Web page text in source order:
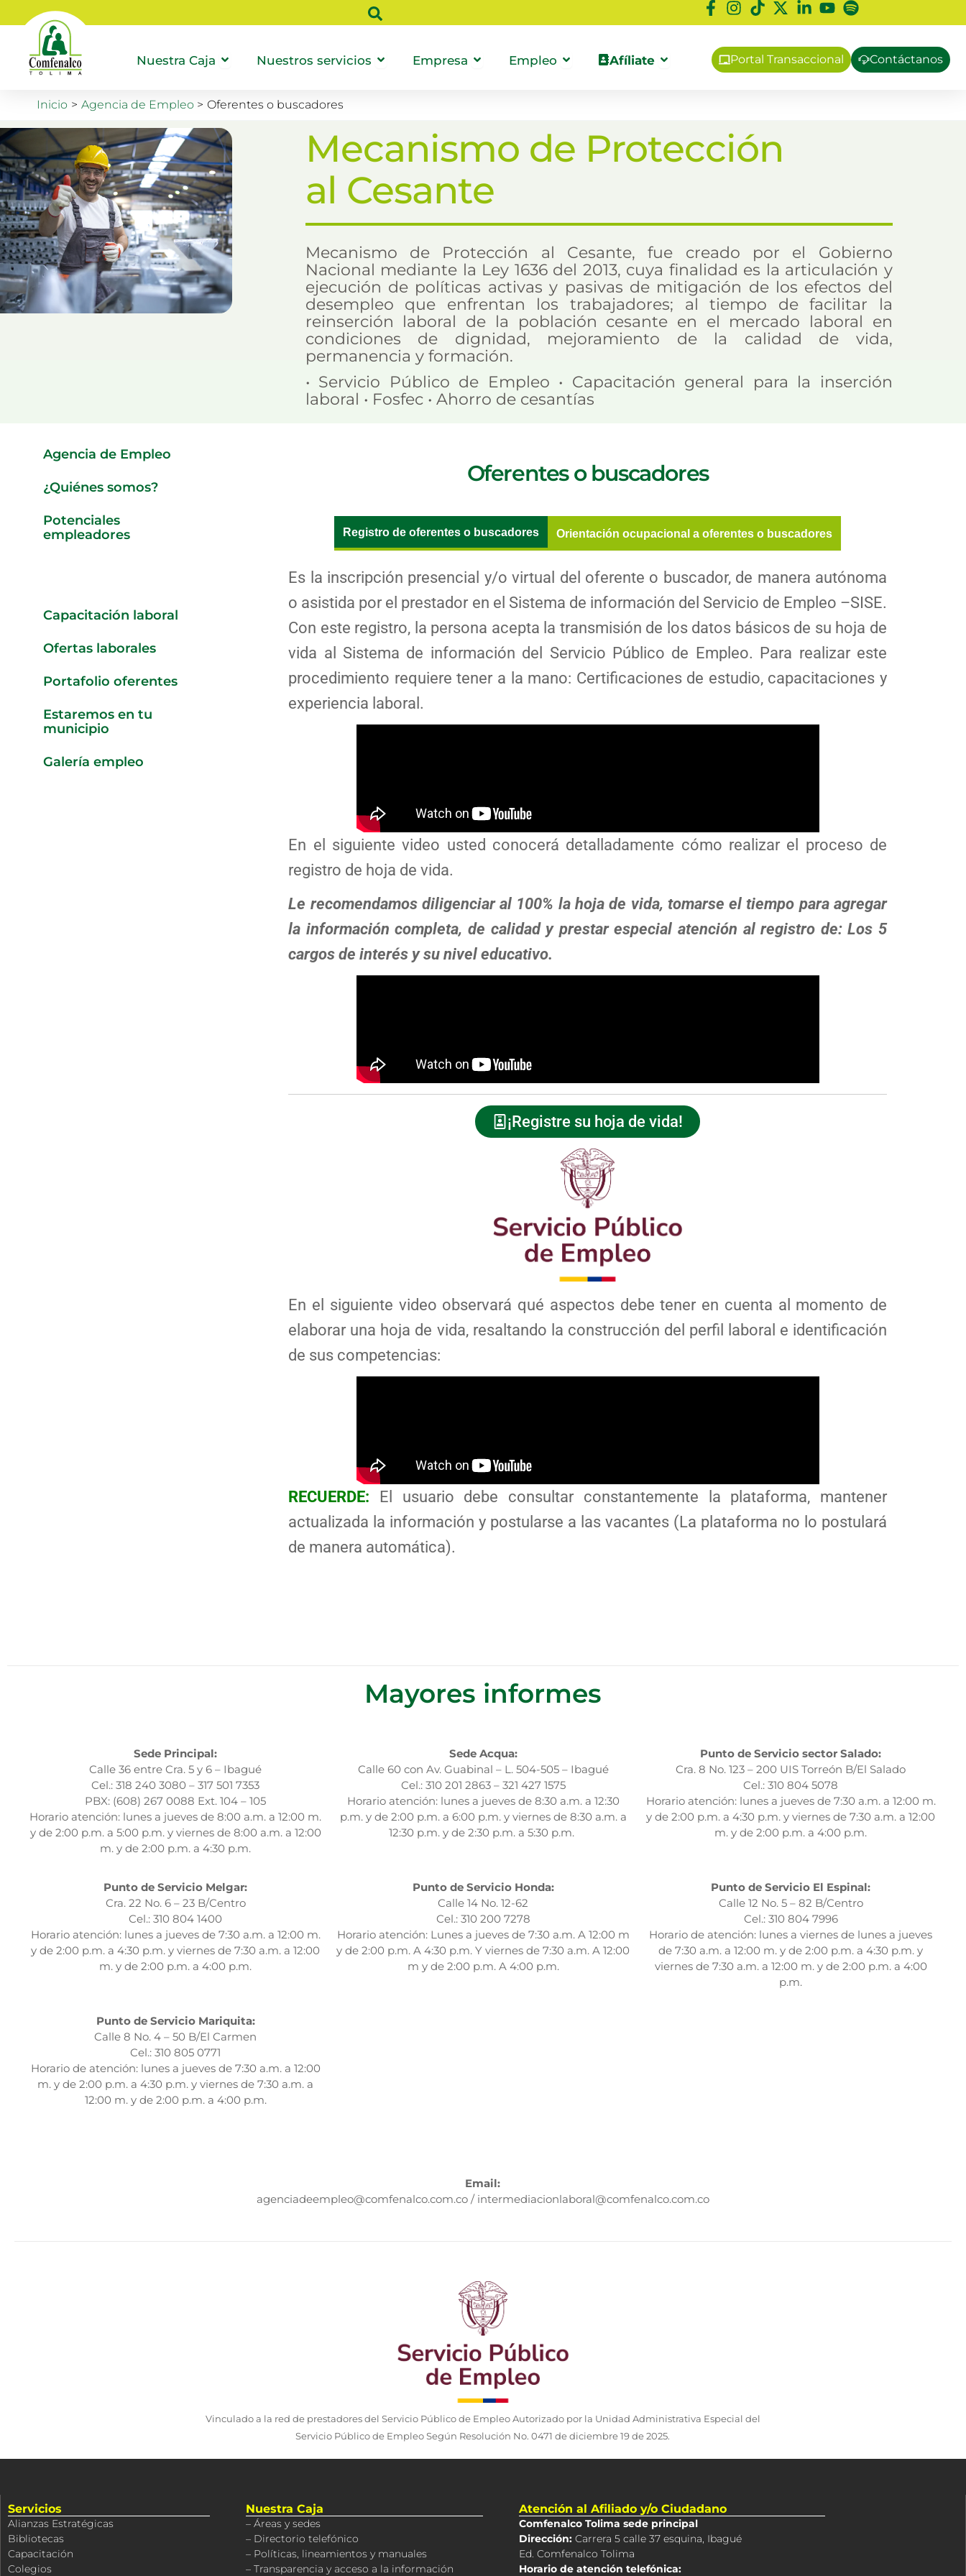
contenido
Nuestra Caja Abrir Nuestra Caja
Nuestros servicios Abrir Nuestros servicios
Empresa Abrir Empresa
Empleo Abrir Empleo
Afíliate Abrir AfíliatePortal Transaccional Contáctanos
Inicio Agencia de Empleo Oferentes o buscadores
Mecanismo de Protección
al Cesante
Mecanismo de Protección al Cesante, fue creado por el Gobierno
Nacional mediante la Ley 1636 del 2013, cuya finalidad es la articulación y
ejecución de políticas activas y pasivas de mitigación de los efectos del
desempleo que enfrentan los trabajadores; al tiempo de facilitar la
reinserción laboral de la población cesante en el mercado laboral en
condiciones de dignidad, mejoramiento de la calidad de vida,
permanencia y formación.
• Servicio Público de Empleo • Capacitación general para la inserción
laboral • Fosfec • Ahorro de cesantías
Agencia de Empleo
¿Quiénes somos?
Potenciales
empleadores
Capacitación laboral
Ofertas laborales
Portafolio oferentes
Estaremos en tu
municipio
Galería empleo
Oferentes o buscadores
Registro de oferentes o buscadores Orientación ocupacional a oferentes o buscadores
Es la inscripción presencial y/o virtual del oferente o buscador, de manera autónoma
o asistida por el prestador en el Sistema de información del Servicio de Empleo –SISE.
Con este registro, la persona acepta la transmisión de los datos básicos de su hoja de
vida al Sistema de información del Servicio Público de Empleo. Para realizar este
procedimiento requiere tener a la mano: Certificaciones de estudio, capacitaciones y
experiencia laboral.
En el siguiente video usted conocerá detalladamente cómo realizar el proceso de
registro de hoja de vida.
Le recomendamos diligenciar al 100% la hoja de vida, tomarse el tiempo para agregar
la información completa, de calidad y prestar especial atención al registro de: Los 5
cargos de interés y su nivel educativo.
¡Registre su hoja de vida!
En el siguiente video observará qué aspectos debe tener en cuenta al momento de
elaborar una hoja de vida, resaltando la construcción del perfil laboral e identificación
de sus competencias:
RECUERDE:
El usuario debe consultar constantemente la plataforma, mantener
actualizada la información y postularse a las vacantes (La plataforma no lo postulará
de manera automática).
Mayores informes
Sede Principal:
Calle 36 entre Cra. 5 y 6 – Ibagué
Cel.: 318 240 3080 – 317 501 7353
PBX: (608) 267 0088 Ext. 104 – 105
Horario atención: lunes a jueves de 8:00 a.m. a 12:00 m.
y de 2:00 p.m. a 5:00 p.m. y viernes de 8:00 a.m. a 12:00
m. y de 2:00 p.m. a 4:30 p.m.
Sede Acqua:
Calle 60 con Av. Guabinal – L. 504-505 – Ibagué
Cel.: 310 201 2863 – 321 427 1575
Horario atención: lunes a jueves de 8:30 a.m. a 12:30
p.m. y de 2:00 p.m. a 6:00 p.m. y viernes de 8:30 a.m. a
12:30 p.m. y de 2:30 p.m. a 5:30 p.m.
Punto de Servicio sector Salado:
Cra. 8 No. 123 – 200 UIS Torreón B/El Salado
Cel.: 310 804 5078
Horario atención: lunes a jueves de 7:30 a.m. a 12:00 m.
y de 2:00 p.m. a 4:30 p.m. y viernes de 7:30 a.m. a 12:00
m. y de 2:00 p.m. a 4:00 p.m.
Punto de Servicio Melgar:
Cra. 22 No. 6 – 23 B/Centro
Cel.: 310 804 1400
Horario atención: lunes a jueves de 7:30 a.m. a 12:00 m.
y de 2:00 p.m. a 4:30 p.m. y viernes de 7:30 a.m. a 12:00
m. y de 2:00 p.m. a 4:00 p.m.
Punto de Servicio Honda:
Calle 14 No. 12-62
Cel.: 310 200 7278
Horario atención: Lunes a jueves de 7:30 a.m. A 12:00 m
y de 2:00 p.m. A 4:30 p.m. Y viernes de 7:30 a.m. A 12:00
m y de 2:00 p.m. A 4:00 p.m.
Punto de Servicio El Espinal:
Calle 12 No. 5 – 82 B/Centro
Cel.: 310 804 7996
Horario de atención: lunes a viernes de lunes a jueves
de 7:30 a.m. a 12:00 m. y de 2:00 p.m. a 4:30 p.m. y
viernes de 7:30 a.m. a 12:00 m. y de 2:00 p.m. a 4:00
p.m.
Punto de Servicio Mariquita:
Calle 8 No. 4 – 50 B/El Carmen
Cel.: 310 805 0771
Horario de atención: lunes a jueves de 7:30 a.m. a 12:00
m. y de 2:00 p.m. a 4:30 p.m. y viernes de 7:30 a.m. a
12:00 m. y de 2:00 p.m. a 4:00 p.m.
Email:
agenciadeempleo@comfenalco.com.co / intermediacionlaboral@comfenalco.com.co
Vinculado a la red de prestadores del Servicio Público de Empleo Autorizado por la Unidad Administrativa Especial del
Servicio Público de Empleo Según Resolución No. 0471 de diciembre 19 de 2025.
Servicios
Alianzas Estratégicas
Bibliotecas
Capacitación
Colegios
Nuestra Caja
– Áreas y sedes
– Directorio telefónico
– Políticas, lineamientos y manuales
– Transparencia y acceso a la información
Atención al Afiliado y/o Ciudadano
Comfenalco Tolima sede principal
Dirección: Carrera 5 calle 37 esquina, Ibagué
Ed. Comfenalco Tolima
Horario de atención telefónica: